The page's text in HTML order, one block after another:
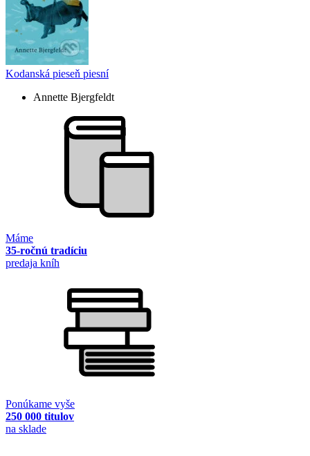
Kodanská pieseň piesní
Annette Bjergfeldt
Máme
35-ročnú tradíciu
predaja kníh
Ponúkame vyše
250 000 titulov
na sklade